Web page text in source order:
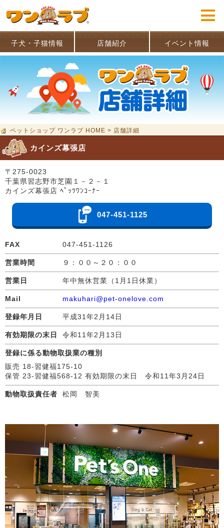
子犬・子猫情報 店舗紹介 イベント情報
ペットショップ ワンラブ HOME > 店舗詳細
カインズ幕張店
〒275-0023
千葉県習志野市芝園１－２－１
カインズ幕張店 ﾍﾟｯﾂﾜﾝｺｰﾅｰ
047-451-1125
FAX 047-451-1126
営業時間 ９：００～２０：００
営業日 年中無休営業（1月1日休業）
Mail makuhari@pet-onelove.com
登録年月日 平成31年2月14日
有効期限の末日 令和11年2月13日
登録に係る動物取扱業の種別
販売 18-習健福175-10
保管 23-習健福568-12 有効期限の末日 令和11年3月24日
動物取扱責任者 松岡 智美